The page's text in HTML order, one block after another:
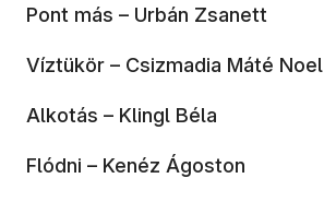
Pont más – Urbán Zsanett
Víztükör – Csizmadia Máté Noel
Alkotás – Klingl Béla
Flódni – Kenéz Ágoston